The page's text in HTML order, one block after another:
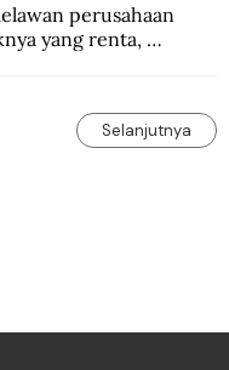
perusahaan
yang renta,
Selanjutnya